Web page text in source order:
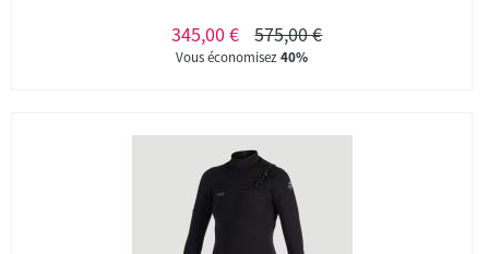
345,00 €
575,00 €
Vous économisez40%